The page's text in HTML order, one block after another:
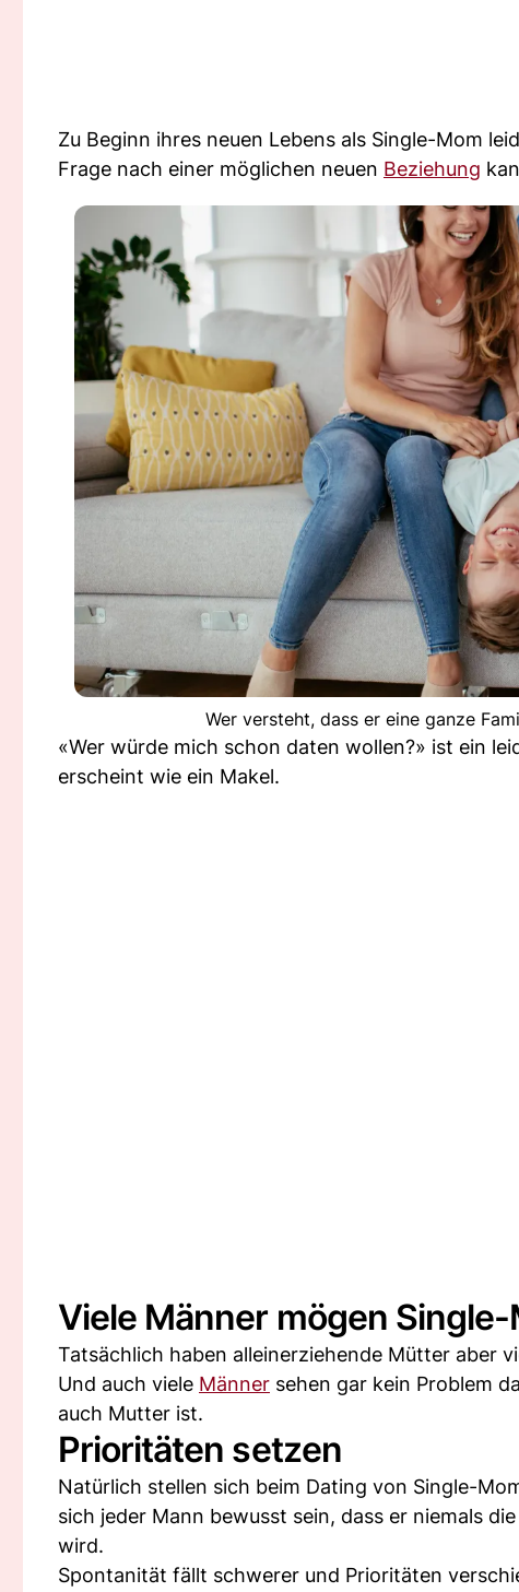
Zu Beginn ihres neuen Lebens als Single-Mom
Frage nach einer möglichen neuen Beziehung
Wer versteht, dass er eine ganze
«Wer würde mich schon daten wollen?» ist ein
erscheint wie ein Makel.
Viele Männer mögen
Tatsächlich haben alleinerziehende Mütter aber
Und auch viele Männer sehen gar kein Problem
auch Mutter ist.
Prioritäten setzen
Natürlich stellen sich beim Dating von Single-
sich jeder Mann bewusst sein, dass er niemals
wird.
Spontanität fällt schwerer und Prioritäten